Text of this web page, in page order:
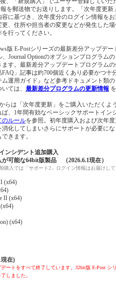
を郵送物でお送りします。「次年度更新
に基づき、次年度分のログイン情報を
、住所や担当者の変更などが発生した
行ってください。
版 E-Postシリーズの最新差分アップデ
Journal Optionのオプションプログラム
ます。最新差分アップデートプログラム
」記事は約700個近くあり必要かつ十
運用ガイド』など参考ドキュメント類
ては、 最新差分プログラムの更新情報
らは「次年度更新」をご購入いただくよ
、1年間有効なベーシックサポートイン
のルールを参照。初年度購入および次年
化してしまいさらにサポートが必要に
きます。
ンシデント追加購入
可能な64bit版製品 （2026.6.1現在）
入では「サポート2」ログイン情報はお届けし
(x64)
II (x64)
(x64)
在)
ートをすべて終了しています。32bit版 E-Post シ
しました。